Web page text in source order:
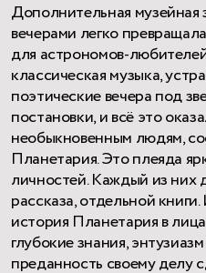
Дополнительная
вечерами легко
для астрономов-
классическая музыка,
поэтические вечера под
постановки, и всё это
необыкновенным людям,
Планетария. Это плеяда
личностей. Каждый из них
рассказа, отдельной
история Планетария в
глубокие знания,
преданность своему делу